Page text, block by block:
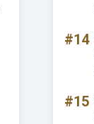
#14
#15